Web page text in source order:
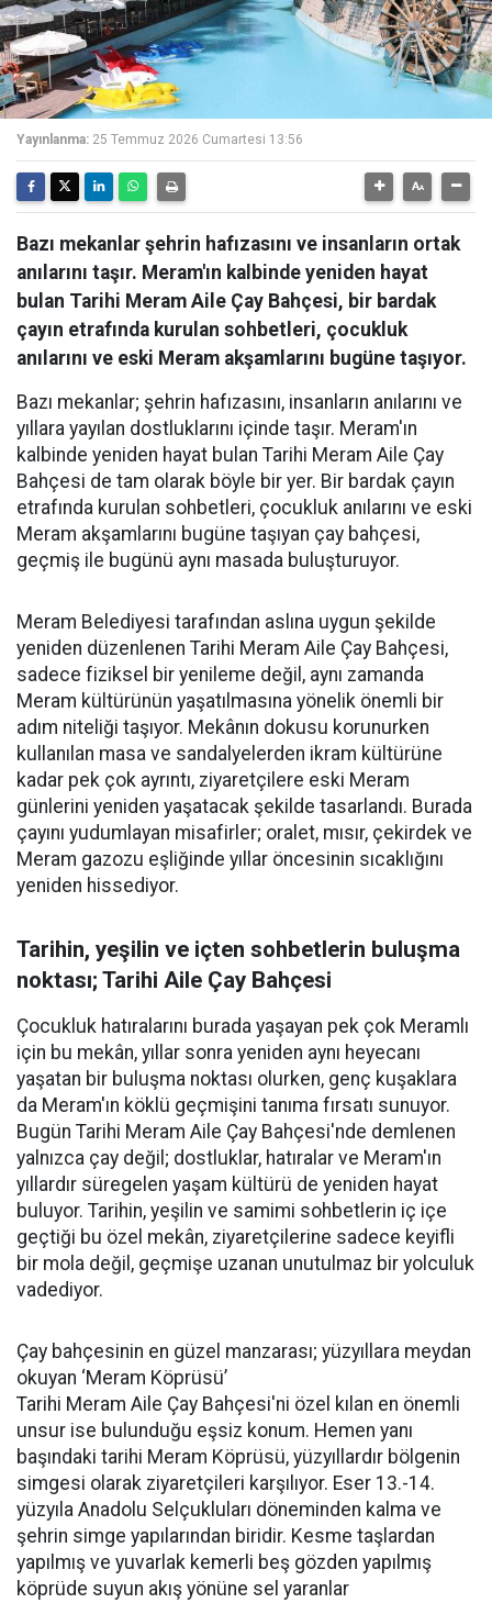
Yayınlanma: 25 Temmuz 2026 Cumartesi 13:56
Bazı mekanlar şehrin hafızasını ve insanların ortak
anılarını taşır. Meram'ın kalbinde yeniden hayat
bulan Tarihi Meram Aile Çay Bahçesi, bir bardak
çayın etrafında kurulan sohbetleri, çocukluk
anılarını ve eski Meram akşamlarını bugüne taşıyor.
Bazı mekanlar; şehrin hafızasını, insanların anılarını ve
yıllara yayılan dostluklarını içinde taşır. Meram'ın
kalbinde yeniden hayat bulan Tarihi Meram Aile Çay
Bahçesi de tam olarak böyle bir yer. Bir bardak çayın
etrafında kurulan sohbetleri, çocukluk anılarını ve eski
Meram akşamlarını bugüne taşıyan çay bahçesi,
geçmiş ile bugünü aynı masada buluşturuyor.
Meram Belediyesi tarafından aslına uygun şekilde
yeniden düzenlenen Tarihi Meram Aile Çay Bahçesi,
sadece fiziksel bir yenileme değil, aynı zamanda
Meram kültürünün yaşatılmasına yönelik önemli bir
adım niteliği taşıyor. Mekânın dokusu korunurken
kullanılan masa ve sandalyelerden ikram kültürüne
kadar pek çok ayrıntı, ziyaretçilere eski Meram
günlerini yeniden yaşatacak şekilde tasarlandı. Burada
çayını yudumlayan misafirler; oralet, mısır, çekirdek ve
Meram gazozu eşliğinde yıllar öncesinin sıcaklığını
yeniden hissediyor.
Tarihin, yeşilin ve içten sohbetlerin buluşma
noktası; Tarihi Aile Çay Bahçesi
Çocukluk hatıralarını burada yaşayan pek çok Meramlı
için bu mekân, yıllar sonra yeniden aynı heyecanı
yaşatan bir buluşma noktası olurken, genç kuşaklara
da Meram'ın köklü geçmişini tanıma fırsatı sunuyor.
Bugün Tarihi Meram Aile Çay Bahçesi'nde demlenen
yalnızca çay değil; dostluklar, hatıralar ve Meram'ın
yıllardır süregelen yaşam kültürü de yeniden hayat
buluyor. Tarihin, yeşilin ve samimi sohbetlerin iç içe
geçtiği bu özel mekân, ziyaretçilerine sadece keyifli
bir mola değil, geçmişe uzanan unutulmaz bir yolculuk
vadediyor.
Çay bahçesinin en güzel manzarası; yüzyıllara meydan
okuyan ‘Meram Köprüsü’
Tarihi Meram Aile Çay Bahçesi'ni özel kılan en önemli
unsur ise bulunduğu eşsiz konum. Hemen yanı
başındaki tarihi Meram Köprüsü, yüzyıllardır bölgenin
simgesi olarak ziyaretçileri karşılıyor. Eser 13.-14.
yüzyıla Anadolu Selçukluları döneminden kalma ve
şehrin simge yapılarından biridir. Kesme taşlardan
yapılmış ve yuvarlak kemerli beş gözden yapılmış
köprüde suyun akış yönüne sel yaranlar